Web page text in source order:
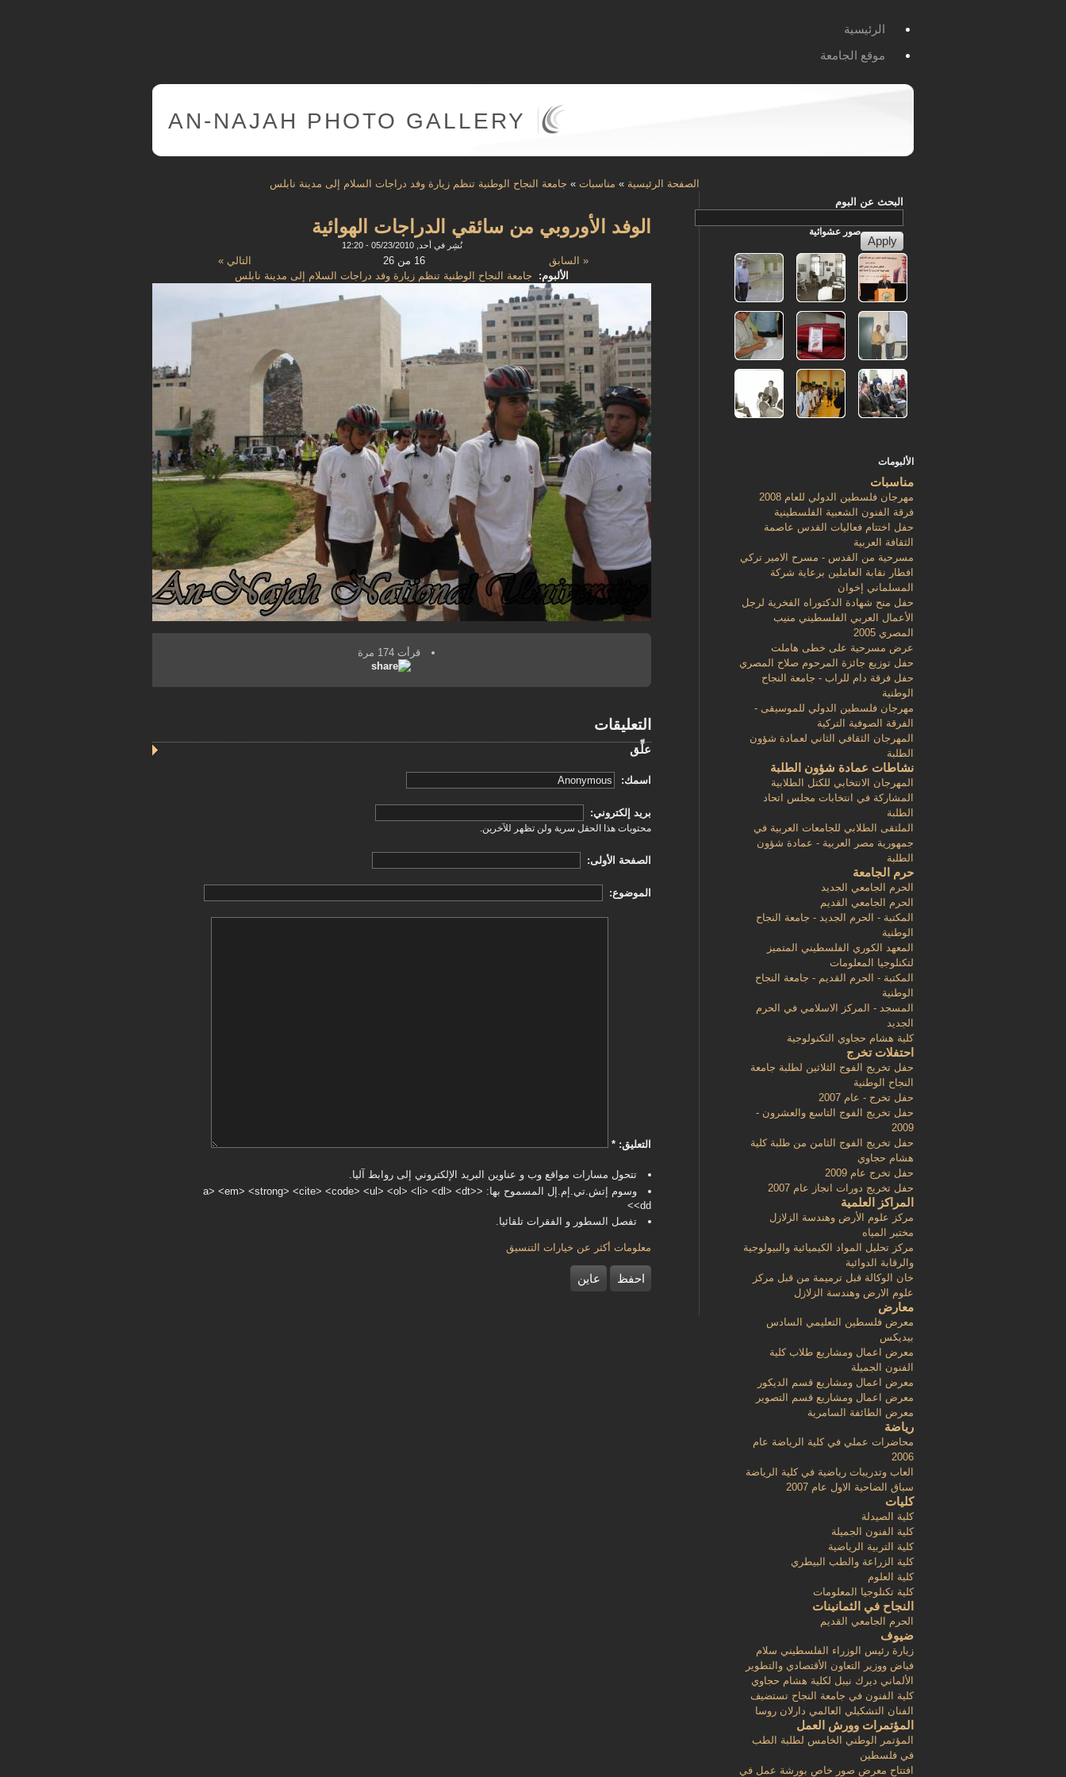
الرئيسية
موقع الجامعة
AN-NAJAH PHOTO GALLERY
الصفحة الرئيسية » مناسبات » جامعة النجاح الوطنية تنظم زيارة وفد دراجات السلام إلى مدينة نابلس
الوفد الأوروبي من سائقي الدراجات الهوائية
نُشِر في أحد, 05/23/2010 - 12:20
« السابق 16 من 26
التالي »
الألبوم:
جامعة النجاح الوطنية تنظم زيارة وفد دراجات السلام إلى مدينة نابلس
قرأت 174 مرة
التعليقات
علِّق
‏اسمك: ‏
‏بريد إلكتروني: ‏
محتويات هذا الحقل سرية ولن تظهر للآخرين.
‏الصفحة الأولى: ‏
‏الموضوع: ‏
‏التعليق: ‏ *
تتحول مسارات مواقع وب و عناوين البريد الإلكتروني إلى روابط آليا.
وسوم إتش.تي.إم.إل المسموح بها: <a> <em> <strong> <cite> <code> <ul> <ol> <li> <dl> <dt>
<dd>
تفصل السطور و الفقرات تلقائيا.
معلومات أكثر عن خيارات التنسيق
البحث عن البوم
صور عشوائية
الألبومات
مناسبات
مهرجان فلسطين الدولي للعام 2008
فرقة الفنون الشعبية الفلسطينية
حفل اختتام فعاليات القدس عاصمة
الثقافة العربية
مسرحية من القدس - مسرح الامير تركي
افطار نقابة العاملين برعاية شركة
المسلماني إخوان
حفل منح شهادة الدكتوراه الفخرية لرجل
الأعمال العربي الفلسطيني منيب
المصري 2005
عرض مسرحية على خطى هاملت
حفل توزيع جائزة المرحوم صلاح المصري
حفل فرقة دام للراب - جامعة النجاح
الوطنية
مهرجان فلسطين الدولي للموسيقى -
الفرقة الصوفية التركية
المهرجان الثقافي الثاني لعمادة شؤون
الطلبة
نشاطات عمادة شؤون الطلبة
المهرجان الانتخابي للكتل الطلابية
المشاركة في انتخابات مجلس اتحاد
الطلبة
الملتقى الطلابي للجامعات العربية في
جمهورية مصر العربية - عمادة شؤون
الطلبة
حرم الجامعة
الحرم الجامعي الجديد
الحرم الجامعي القديم
المكتبة - الحرم الجديد - جامعة النجاح
الوطنية
المعهد الكوري الفلسطيني المتميز
لتكنلوجيا المعلومات
المكتبة - الحرم القديم - جامعة النجاح
الوطنية
المسجد - المركز الاسلامي في الحرم
الجديد
كلية هشام حجاوي التكنولوجية
احتفلات تخرج
حفل تخريج الفوج الثلاثين لطلبة جامعة
النجاح الوطنية
حفل تخرج - عام 2007
حفل تخريج الفوج التاسع والعشرون -
2009
حفل تخريج الفوج الثامن من طلبة كلية
هشام حجاوي
حفل تخرج عام 2009
حفل تخريج دورات انجاز عام 2007
المراكز العلمية
مركز علوم الأرض وهندسة الزلازل
مختبر المياه
مركز تحليل المواد الكيميائية والبيولوجية
والرقابة الدوائية
خان الوكالة قبل ترميمة من قبل مركز
علوم الارض وهندسة الزلازل
معارض
معرض فلسطين التعليمي السادس
بيديكس
معرض اعمال ومشاريع طلاب كلية
الفنون الجميلة
معرض اعمال ومشاريع قسم الديكور
معرض اعمال ومشاريع قسم التصوير
معرض الطائفة السامرية
رياضة
محاضرات عملي في كلية الرياضة عام
2006
العاب وتدريبات رياضية في كلية الرياضة
سباق الضاحية الاول عام 2007
كليات
كلية الصيدلة
كلية الفنون الجميلة
كلية التربية الرياضية
كلية الزراعة والطب البيطري
كلية العلوم
كلية تكنلوجيا المعلومات
النجاح في الثمانينات
الحرم الجامعي القديم
ضيوف
زيارة رئيس الوزراء الفلسطيني سلام
فياض ووزير التعاون الأقتصادي والتطوير
الألماني ديرك نيبل لكلية هشام حجاوي
كلية الفنون في جامعة النجاح تستضيف
الفنان التشكيلي العالمي دارلان روسا
المؤتمرات وورش العمل
المؤتمر الوطني الخامس لطلبة الطب
في فلسطين
افتتاح معرض صور خاص بورشة عمل في